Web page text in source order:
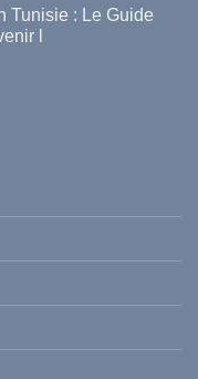
Tunisie : Le Guide
l